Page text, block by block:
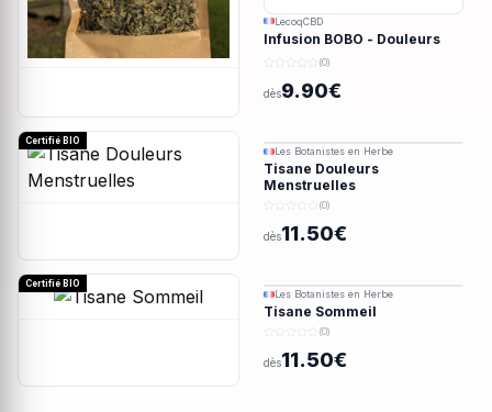
LecoqCBD
Infusion BOBO - Douleurs
menstruelles - 28g
(0)
dès9.90€
Certifié BIO
Les Botanistes en Herbe
Tisane Douleurs
Menstruelles
(0)
dès11.50€
Certifié BIO
Les Botanistes en Herbe
Tisane Sommeil
(0)
dès11.50€